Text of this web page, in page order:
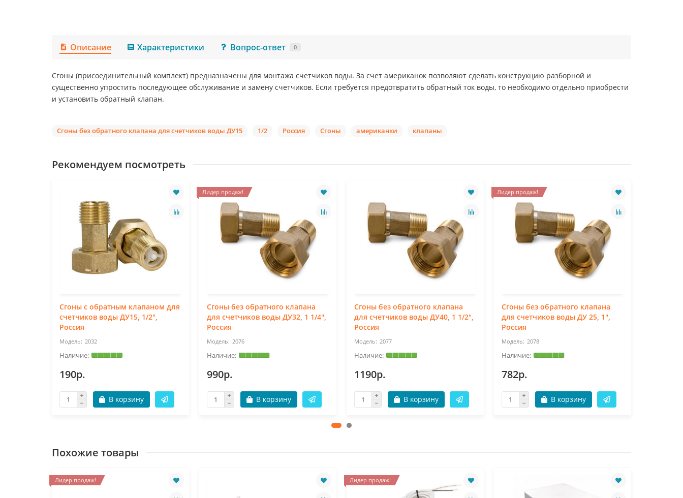
Описание Характеристики Вопрос-ответ 0
Сгоны (присоединительный комплект) предназначены для монтажа счетчиков воды. За счет американок позволяют сделать конструкцию разборной и
существенно упростить последующее обслуживание и замену счетчиков. Если требуется предотвратить обратный ток воды, то необходимо отдельно приобрести
и установить обратный клапан.
Сгоны без обратного клапана для счетчиков воды ДУ15 1/2 Россия Сгоны американки клапаны
Рекомендуем посмотреть
Сгоны с обратным клапаном для
счетчиков воды ДУ15, 1/2",
Россия
2032
190р.
В корзину
Лидер продаж!
Сгоны без обратного клапана
для счетчиков воды ДУ32, 1 1/4",
Россия
2076
990р.
В корзину
Сгоны без обратного клапана
для счетчиков воды ДУ40, 1 1/2",
Россия
2077
1190р.
В корзину
Лидер продаж!
Сгоны без обратного клапана
для счетчиков воды ДУ 25, 1",
Россия
2078
782р.
В корзину
Похожие товары
Лидер продаж! Лидер продаж!